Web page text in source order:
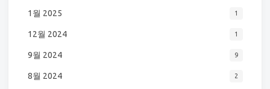
1월 2025 1
12월 2024 1
9월 2024 9
8월 2024 2